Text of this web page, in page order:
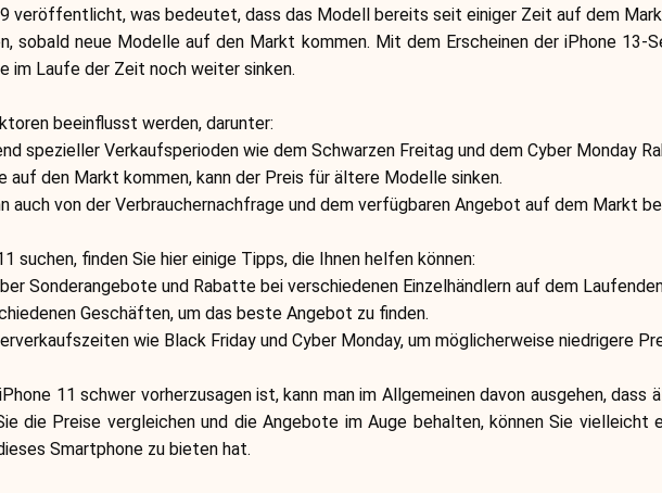
Rechner
veröffentlicht, was bedeutet, dass das Modell bereits seit einiger Zeit auf dem
sobald neue Modelle auf den Markt kommen. Mit dem Erscheinen der iPhone 13-
im Laufe der Zeit noch weiter sinken.
beeinflusst werden, darunter:
spezieller Verkaufsperioden wie dem Schwarzen Freitag und dem Cyber Monday
auf den Markt kommen, kann der Preis für ältere Modelle sinken.
auch von der Verbrauchernachfrage und dem verfügbaren Angebot auf dem Markt
suchen, finden Sie hier einige Tipps, die Ihnen helfen können:
Sonderangebote und Rabatte bei verschiedenen Einzelhändlern auf dem
Geschäften, um das beste Angebot zu finden.
wie Black Friday und Cyber Monday, um möglicherweise niedrigere
11 schwer vorherzusagen ist, kann man im Allgemeinen davon ausgehen,
die Preise vergleichen und die Angebote im Auge behalten, können Sie
Smartphone zu bieten hat.